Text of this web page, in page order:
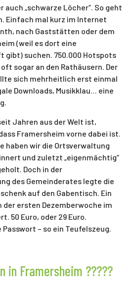
auch „schwarze Löcher“. So geht
Einfach mal kurz im Internet
nach Gaststätten oder dem
(weil es dort eine
suchen. 750.000 Hotspots
sogar an den Rathäusern. Der
sich mehrheitlich erst einmal
Downloads, Musikklau… eine
Jahren aus der Welt ist,
Framersheim vorne dabei ist.
haben wir die Ortsverwaltung
und zuletzt „eigenmächtig“
Doch in der
des Gemeinderates legte die
auf den Gabentisch. Ein
der ersten Dezemberwoche im
50 Euro, oder 29 Euro.
– so ein Teufelszeug.
in Framersheim ?????